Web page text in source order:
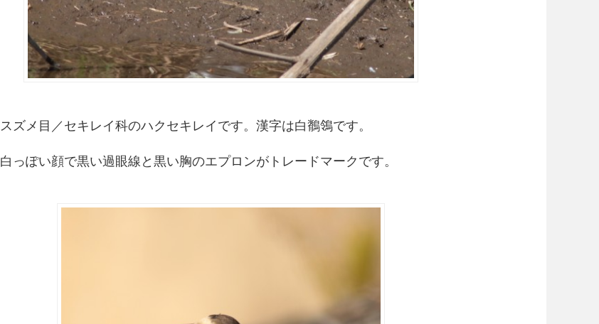
スズメ目／セキレイ科のハクセキレイです。漢字は白鶺鴒です。
白っぽい顔で黒い過眼線と黒い胸のエプロンがトレードマークです。